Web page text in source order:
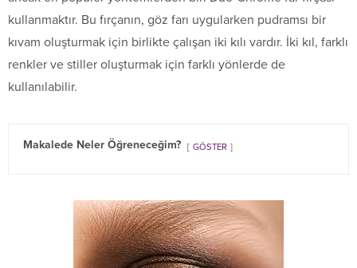
kullanmaktır. Bu fırçanın, göz farı uygularken pudramsı bir
kıvam oluşturmak için birlikte çalışan iki kılı vardır. İki kıl, farklı
renkler ve stiller oluşturmak için farklı yönlerde de
kullanılabilir.
Makalede Neler Öğreneceğim? GÖSTER